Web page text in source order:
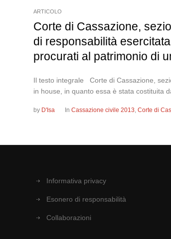
ARTICOLO
Corte di Cassazione,
di responsabilità
procurati al patrimonio di
Il testo integrale Corte di Cassazione,
in house, in quanto essa è stata costituita
by D'Isa InCassazione civile 2013,Corte di
Informativa privacy
Esonero di responsabilità
Collaborazioni